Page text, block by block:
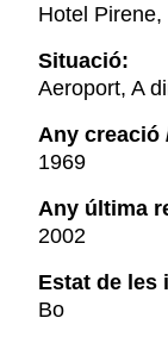
Hotel Pirene,
Situació:
Aeroport, A
Any creació
1969
Any última
2002
Estat de les
Bo